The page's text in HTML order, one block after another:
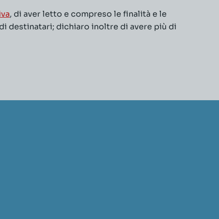
, di aver letto e compreso le finalità e le
destinatari; dichiaro inoltre di avere più di